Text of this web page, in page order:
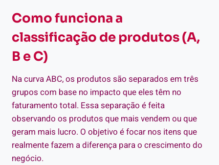
Como funciona a
classificação de produtos (A,
B e C)
Na curva ABC, os produtos são separados em três
grupos com base no impacto que eles têm no
faturamento total. Essa separação é feita
observando os produtos que mais vendem ou que
geram mais lucro. O objetivo é focar nos itens que
realmente fazem a diferença para o crescimento do
negócio.